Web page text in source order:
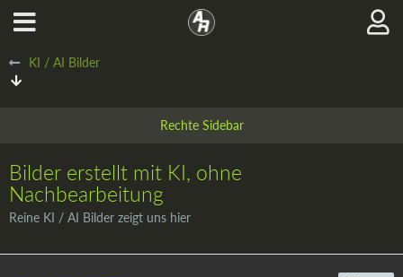
KI / AI Bilder
Bilder erstellt mit KI, ohne
Nachbearbeitung
Reine KI / AI Bilder zeigt uns hier